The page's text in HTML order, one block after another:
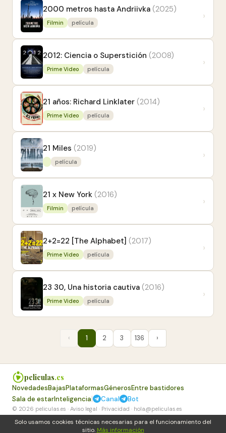
Solo usamos cookies técnicas necesarias para el funcionamiento del
sitio. Más información
2000 metros hasta Andriivka (2025)
Filmin película
›
2012: Ciencia o Superstición (2008)
Prime Video película
›
21 años: Richard Linklater (2014)
Prime Video película
›
21 Miles (2019)
película
›
21 x New York (2016)
Filmin película
›
2+2=22 [The Alphabet] (2017)
Prime Video película
›
23 30, Una historia cautiva (2016)
Prime Video película
›
‹ 1 2 3 136 ›
peliculas.es
NovedadesBajasPlataformasGénerosEntre bastidores
Sala de estarInteligencia| Canal Bot
© 2026 peliculas.es · Aviso legal · Privacidad · hola@peliculas.es